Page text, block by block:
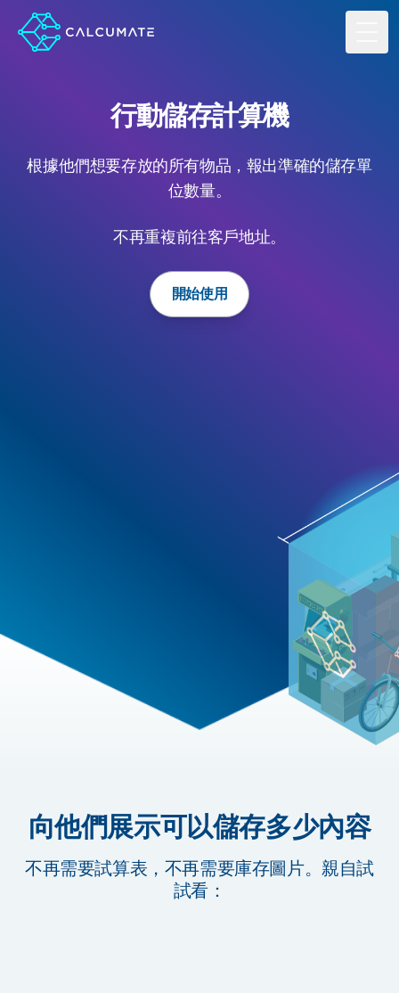
行動儲存計算機
根據他們想要存放的所有物品，報出準確的儲存單
位數量。
不再重複前往客戶地址。
開始使用
向他們展示可以儲存多少內容
不再需要試算表，不再需要庫存圖片。親自試
試看：